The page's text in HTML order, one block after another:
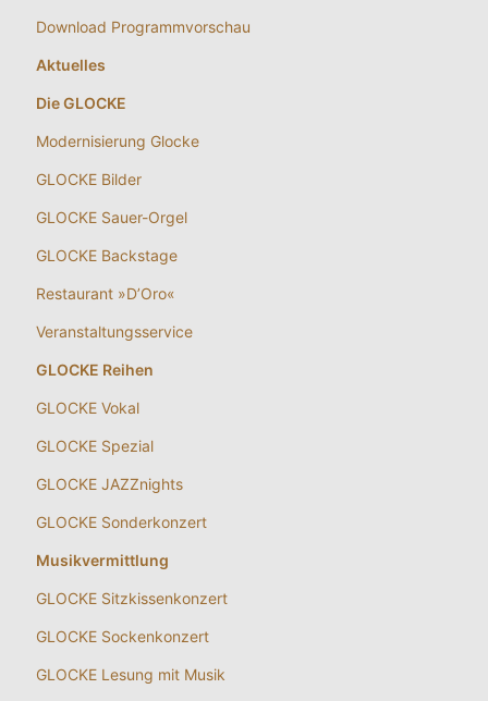
Download Programmvorschau
Aktuelles
Die GLOCKE
Modernisierung Glocke
GLOCKE Bilder
GLOCKE Sauer-Orgel
GLOCKE Backstage
Restaurant »D’Oro«
Veranstaltungsservice
GLOCKE Reihen
GLOCKE Vokal
GLOCKE Spezial
GLOCKE JAZZnights
GLOCKE Sonderkonzert
Musikvermittlung
GLOCKE Sitzkissenkonzert
GLOCKE Sockenkonzert
GLOCKE Lesung mit Musik